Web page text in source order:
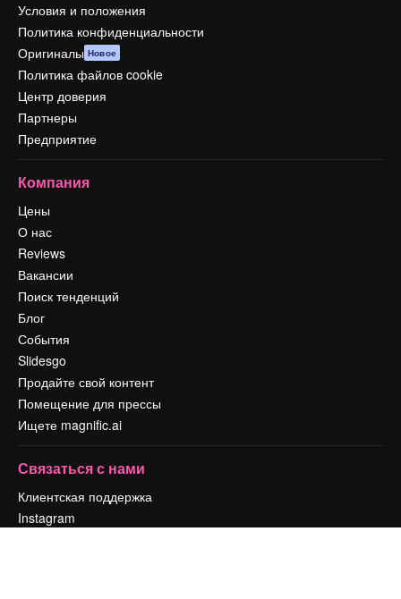
Условия и положения
Политика конфиденциальности
Оригиналы Новое
Политика файлов cookie
Центр доверия
Партнеры
Предприятие
Компания
Цены
О нас
Reviews
Вакансии
Поиск тенденций
Блог
События
Slidesgo
Продайте свой контент
Помещение для прессы
Ищете magnific.ai
Связаться с нами
Клиентская поддержка
Instagram